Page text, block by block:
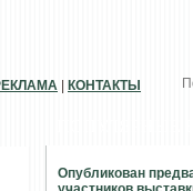
Опубликован
КОНТАКТЫ